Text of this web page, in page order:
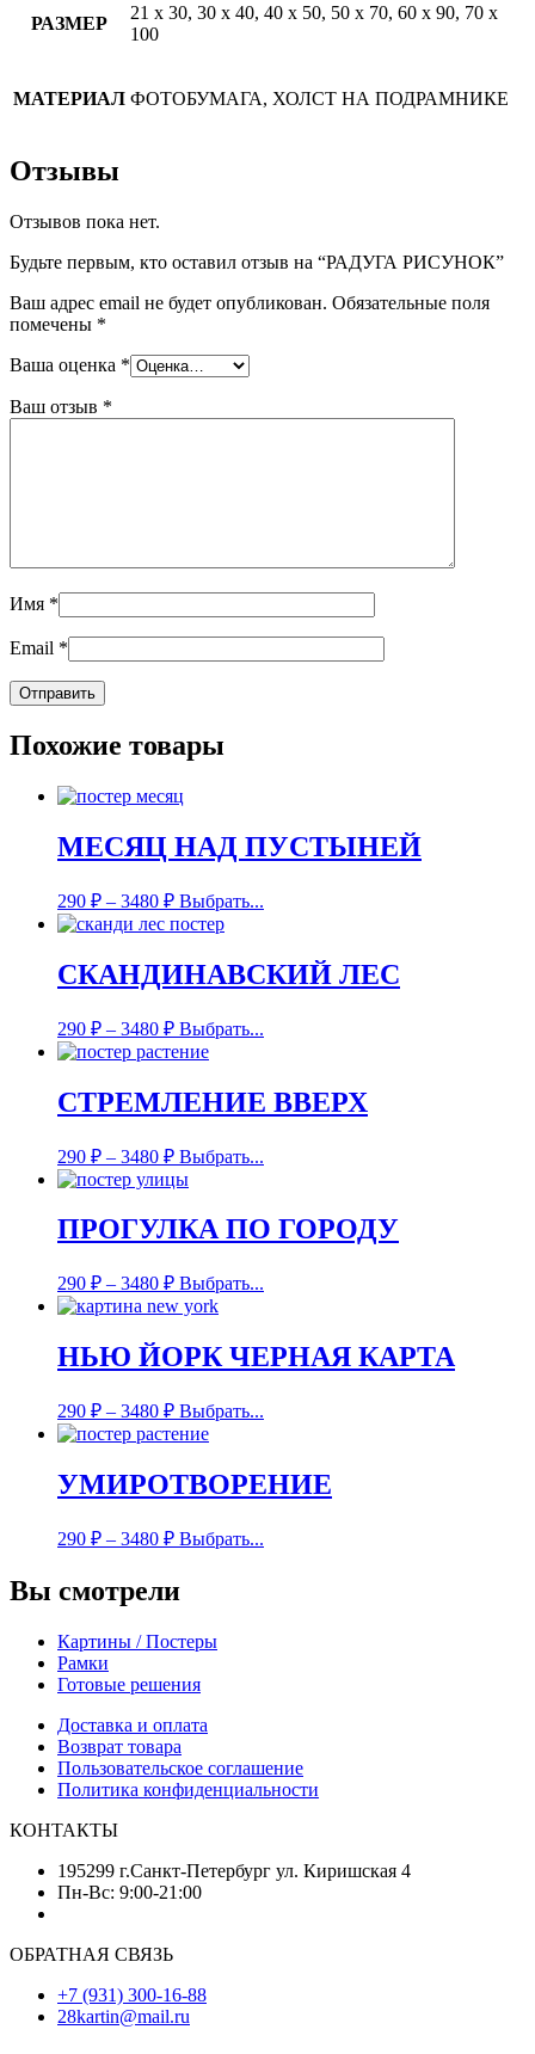
РАЗМЕР
21 х 30, 30 х 40, 40 х 50, 50 х 70, 60 х 90, 70 х
100
МАТЕРИАЛ ФОТОБУМАГА, ХОЛСТ НА ПОДРАМНИКЕ
Отзывы
Отзывов пока нет.
Будьте первым, кто оставил отзыв на “РАДУГА РИСУНОК”
Ваш адрес email не будет опубликован. Обязательные поля
помечены *
Ваша оценка *
Ваш отзыв *
Имя *
Email *
Похожие товары
МЕСЯЦ НАД ПУСТЫНЕЙ
290 ₽ – 3480 ₽ Выбрать...
СКАНДИНАВСКИЙ ЛЕС
290 ₽ – 3480 ₽ Выбрать...
СТРЕМЛЕНИЕ ВВЕРХ
290 ₽ – 3480 ₽ Выбрать...
ПРОГУЛКА ПО ГОРОДУ
290 ₽ – 3480 ₽ Выбрать...
НЬЮ ЙОРК ЧЕРНАЯ КАРТА
290 ₽ – 3480 ₽ Выбрать...
УМИРОТВОРЕНИЕ
290 ₽ – 3480 ₽ Выбрать...
Вы смотрели
Картины / Постеры
Рамки
Готовые решения
Доставка и оплата
Возврат товара
Пользовательское соглашение
Политика конфиденциальности
КОНТАКТЫ
195299 г.Санкт-Петербург ул. Киришская 4
Пн-Вс: 9:00-21:00
ОБРАТНАЯ СВЯЗЬ
+7 (931) 300-16-88
28kartin@mail.ru